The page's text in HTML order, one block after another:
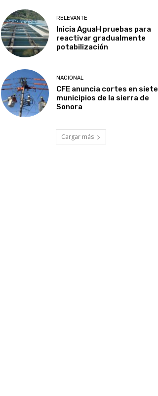
RELEVANTE
Inicia AguaH pruebas para
reactivar gradualmente
potabilización
NACIONAL
CFE anuncia cortes en siete
municipios de la sierra de
Sonora
Cargar más